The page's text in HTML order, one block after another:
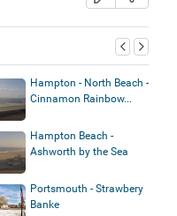
Hampton - North Beach -
Cinnamon Rainbow...
Hampton Beach -
Ashworth by the Sea
Portsmouth - Strawbery
Banke